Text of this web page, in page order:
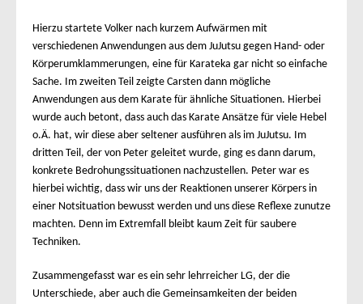
Hierzu startete Volker nach kurzem Aufwärmen mit
verschiedenen Anwendungen aus dem JuJutsu gegen Hand- oder
Körperumklammerungen, eine für Karateka gar nicht so einfache
Sache. Im zweiten Teil zeigte Carsten dann mögliche
Anwendungen aus dem Karate für ähnliche Situationen. Hierbei
wurde auch betont, dass auch das Karate Ansätze für viele Hebel
o.Ä. hat, wir diese aber seltener ausführen als im JuJutsu. Im
dritten Teil, der von Peter geleitet wurde, ging es dann darum,
konkrete Bedrohungssituationen nachzustellen. Peter war es
hierbei wichtig, dass wir uns der Reaktionen unserer Körpers in
einer Notsituation bewusst werden und uns diese Reflexe zunutze
machten. Denn im Extremfall bleibt kaum Zeit für saubere
Techniken.
Zusammengefasst war es ein sehr lehrreicher LG, der die
Unterschiede, aber auch die Gemeinsamkeiten der beiden